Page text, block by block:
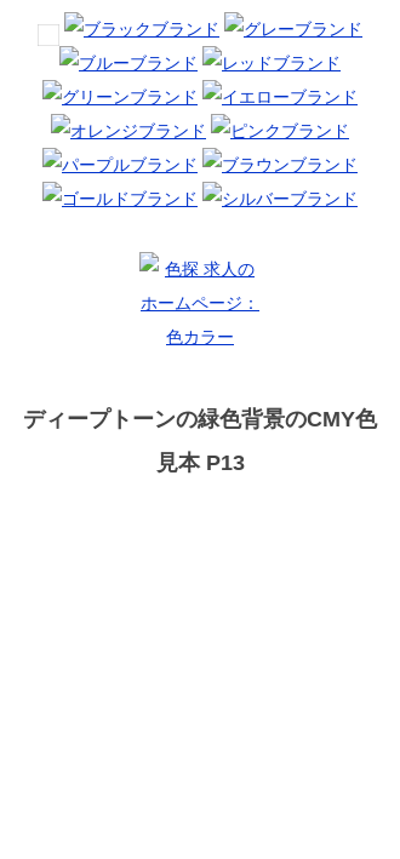
ディープトーンの緑色背景のCMY色
見本 P13